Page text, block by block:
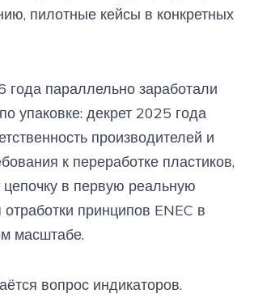
пилотные кейсы в конкретных
года параллельно заработали
упаковке: декрет 2025 года
производителей и
к переработке пластиков,
цепочку в первую реальную
принципов ENEC в
масштабе.
вопрос индикаторов.